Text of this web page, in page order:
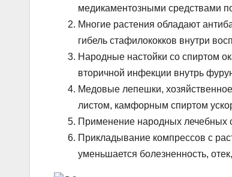
медикаментозными средствами
Многие растения обладают
гибель стафилококков внутри
Народные настойки со спиртом
вторичной инфекции внутрь
Медовые лепешки,
листом, камфорным спиртом
Применение народных лечебных
Прикладывание компрессов с
уменьшается болезненность,